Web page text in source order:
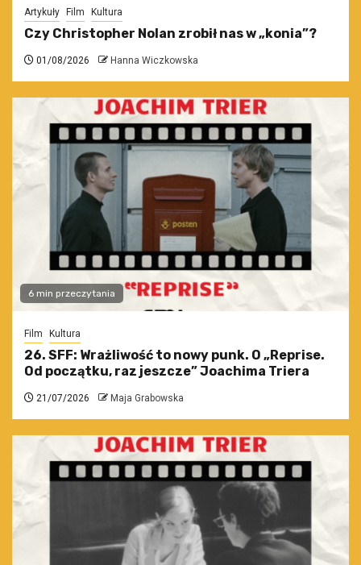
Artykuły Film Kultura
Czy Christopher Nolan zrobił nas w „konia”?
01/08/2026 Hanna Wiczkowska
6 min przeczytania
Film Kultura
26. SFF: Wrażliwość to nowy punk. O „Reprise.
Od początku, raz jeszcze” Joachima Triera
21/07/2026 Maja Grabowska